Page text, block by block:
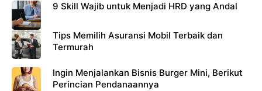
9 Skill Wajib untuk Menjadi HRD yang Andal
Tips Memilih Asuransi Mobil Terbaik dan
Termurah
Ingin Menjalankan Bisnis Burger Mini, Berikut
Perincian Pendanaannya